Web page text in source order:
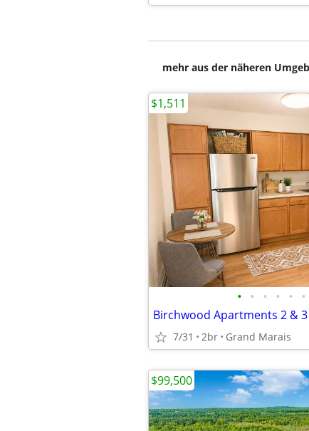
mehr aus der näheren
• • • • • •
7/31 2br Grand Marais
$1,511
$99,500